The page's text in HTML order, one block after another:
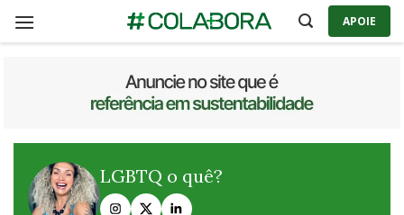
APOIE
LGBTQ o quê?